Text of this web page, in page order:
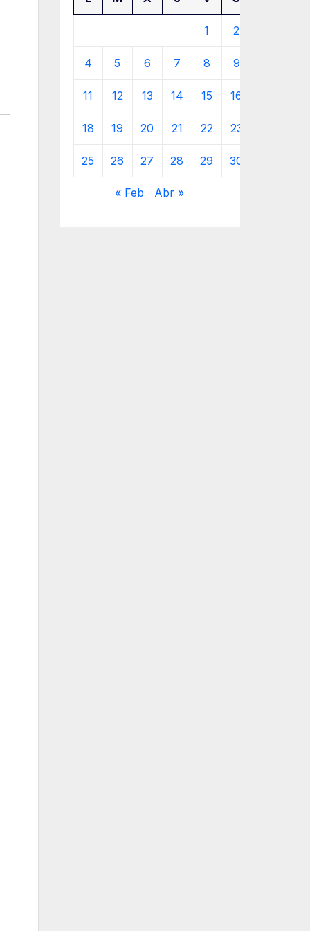
1 2
4 5 6 7 8 9
11 12 13 14 15 16
18 19 20 21 22 23
25 26 27 28 29 30
« Feb Abr »